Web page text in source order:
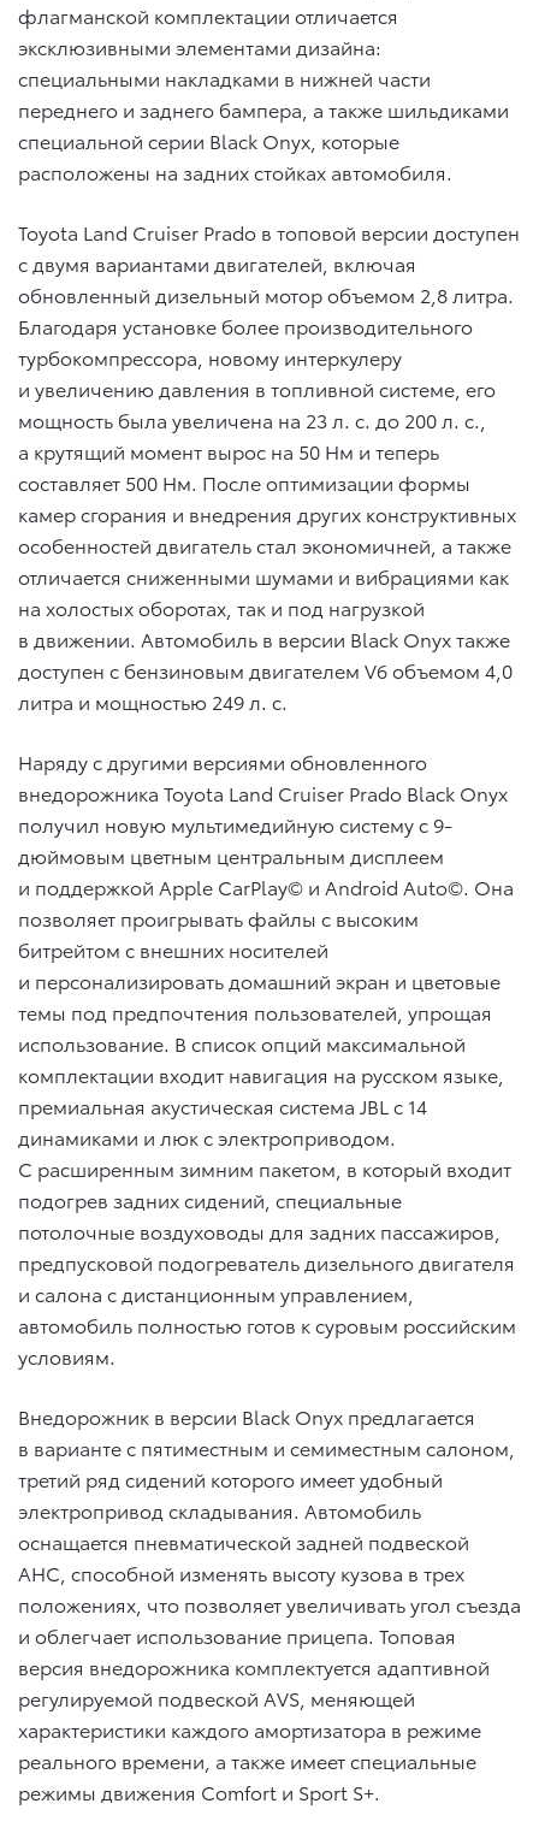
флагманской комплектации отличается
эксклюзивными элементами дизайна:
специальными накладками в нижней части
переднего и заднего бампера, а также шильдиками
специальной серии Black Onyx, которые
расположены на задних стойках автомобиля.
Toyota Land Cruiser Prado в топовой версии доступен
с двумя вариантами двигателей, включая
обновленный дизельный мотор объемом 2,8 литра.
Благодаря установке более производительного
турбокомпрессора, новому интеркулеру
и увеличению давления в топливной системе, его
мощность была увеличена на 23 л. с. до 200 л. с.,
а крутящий момент вырос на 50 Нм и теперь
составляет 500 Нм. После оптимизации формы
камер сгорания и внедрения других конструктивных
особенностей двигатель стал экономичней, а также
отличается сниженными шумами и вибрациями как
на холостых оборотах, так и под нагрузкой
в движении. Автомобиль в версии Black Onyx также
доступен с бензиновым двигателем V6 объемом 4,0
литра и мощностью 249 л. с.
Наряду с другими версиями обновленного
внедорожника Toyota Land Cruiser Prado Black Onyx
получил новую мультимедийную систему с 9-
дюймовым цветным центральным дисплеем
и поддержкой Apple CarPlay© и Android Auto©. Она
позволяет проигрывать файлы с высоким
битрейтом с внешних носителей
и персонализировать домашний экран и цветовые
темы под предпочтения пользователей, упрощая
использование. В список опций максимальной
комплектации входит навигация на русском языке,
премиальная акустическая система JBL с 14
динамиками и люк с электроприводом.
C расширенным зимним пакетом, в который входит
подогрев задних сидений, специальные
потолочные воздуховоды для задних пассажиров,
предпусковой подогреватель дизельного двигателя
и салона с дистанционным управлением,
автомобиль полностью готов к суровым российским
условиям.
Внедорожник в версии Black Onyх предлагается
в варианте с пятиместным и семиместным салоном,
третий ряд сидений которого имеет удобный
электропривод складывания. Автомобиль
оснащается пневматической задней подвеской
AHC, способной изменять высоту кузова в трех
положениях, что позволяет увеличивать угол съезда
и облегчает использование прицепа. Топовая
версия внедорожника комплектуется адаптивной
регулируемой подвеской AVS, меняющей
характеристики каждого амортизатора в режиме
реального времени, а также имеет специальные
режимы движения Comfort и Sport S+.